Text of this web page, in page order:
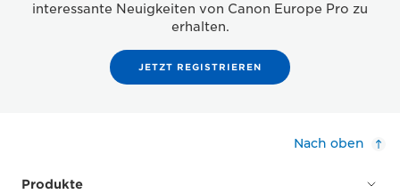
interessante Neuigkeiten von Canon Europe Pro zu
erhalten.
JETZT REGISTRIEREN
Nach oben
Produkte